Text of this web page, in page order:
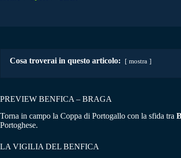
Cosa troverai in questo articolo: mostra
PREVIEW BENFICA – BRAGA
Torna in campo la Coppa di Portogallo con la sfida tra
Portoghese.
LA VIGILIA DEL BENFICA